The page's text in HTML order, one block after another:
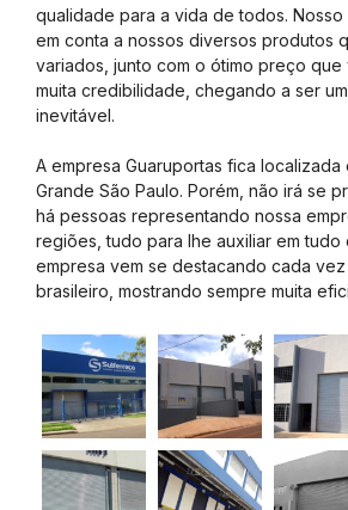
qualidade para a vida de todos.
em conta a nossos diversos produtos
variados, junto com o ótimo preço que
muita credibilidade, chegando a ser
inevitável.
A empresa Guaruportas fica localizada
Grande São Paulo. Porém, não irá se
há pessoas representando nossa
regiões, tudo para lhe auxiliar em
empresa vem se destacando cada
brasileiro, mostrando sempre muita